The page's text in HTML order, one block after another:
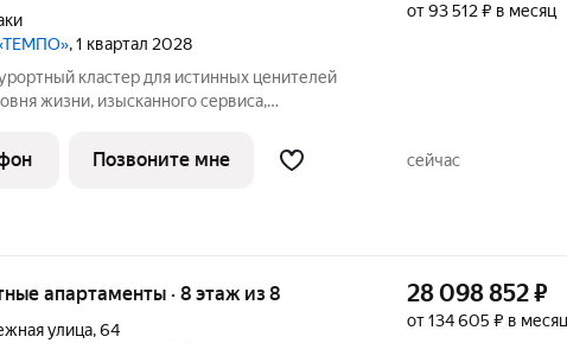
«ТЕМПО», 1 квартал 2028
жизни, изысканного сервиса,
прекрасно, а время принадлежит только
в
от 93 512 ₽ в месяц
Позвоните мне сейчас
апартаменты · 8 этаж из 8
улица,64
28 098 852₽
от 134 605 ₽ в месяц